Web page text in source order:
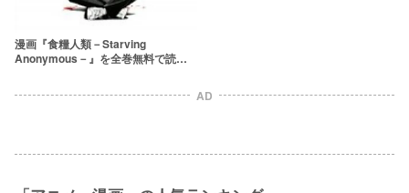
漫画『食糧人類－Starving
Anonymous－』を全巻無料で読む
AD